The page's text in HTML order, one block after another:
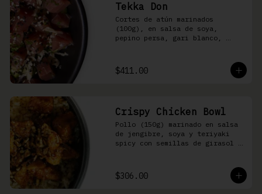
Tekka Don
Cortes de atún marinados
(100g), en salsa de soya,
pepino persa, gari blanco,
$411.00
Crispy Chicken Bowl
Pollo (150g) marinado en salsa
de jengibre, soya y teriyaki
spicy con semillas de girasol y
$306.00